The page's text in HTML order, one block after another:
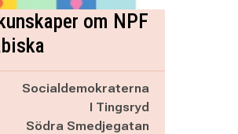
om NPF
Socialdemokraterna
I Tingsryd
Södra Smedjegatan